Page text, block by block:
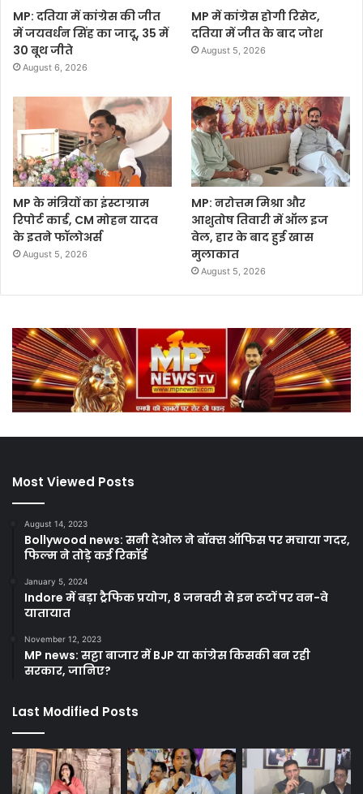
MP: दतिया में कांग्रेस की जीत
में जयवर्धन सिंह का जादू, 35 में
30 बूथ जीते
August 6, 2026
MP में कांग्रेस होगी रिसेट,
दतिया में जीत के बाद जोश
August 5, 2026
MP के मंत्रियों का इंस्टाग्राम
रिपोर्ट कार्ड, CM मोहन यादव
के इतने फॉलोअर्स
August 5, 2026
MP: नरोत्तम मिश्रा और
आशुतोष तिवारी में ऑल इज
वेल, हार के बाद हुई खास
मुलाकात
August 5, 2026
Most Viewed Posts
August 14, 2023
Bollywood news: सनी देओल ने बॉक्स ऑफिस पर मचाया गदर,
फिल्म ने तोड़े कई रिकॉर्ड
January 5, 2024
Indore में बड़ा ट्रैफिक प्रयोग, 8 जनवरी से इन रूटों पर वन-वे
यातायात
November 12, 2023
MP news: सट्टा बाजार में BJP या कांग्रेस किसकी बन रही
सरकार, जानिए?
Last Modified Posts